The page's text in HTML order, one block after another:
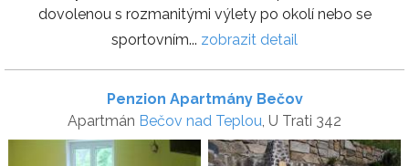
dovolenou s rozmanitými výlety po okolí nebo se
sportovním... zobrazit detail
Penzion Apartmány Bečov
Apartmán Bečov nad Teplou, U Trati 342